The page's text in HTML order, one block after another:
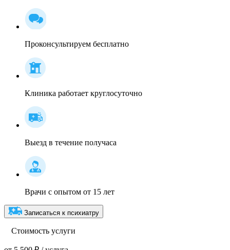
Проконсультируем бесплатно
Клиника работает круглосуточно
Выезд в течение получаса
Врачи с опытом от 15 лет
Записаться к психиатру
Стоимость услуги